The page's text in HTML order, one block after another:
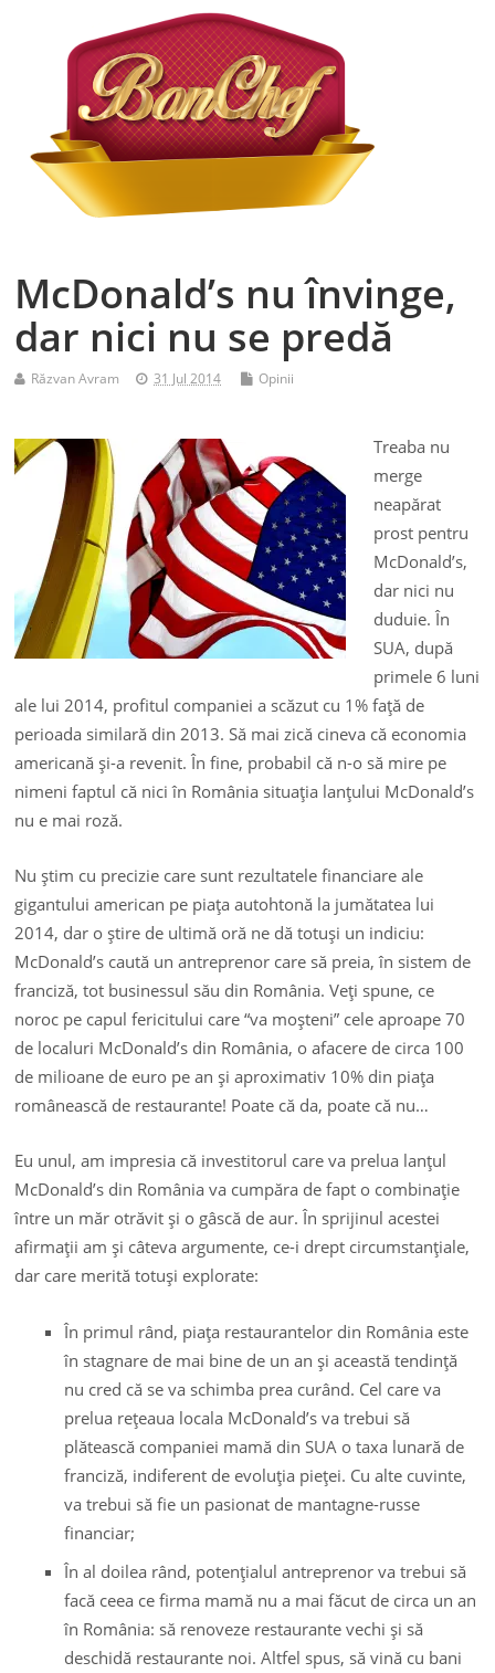
McDonald’s nu învinge,
dar nici nu se predă
Răzvan Avram 31 Jul 2014 Opinii
Treaba nu
merge
neapărat
prost pentru
McDonald’s,
dar nici nu
duduie. În
SUA, după
primele 6 luni
ale lui 2014, profitul companiei a scăzut cu 1% faţă de
perioada similară din 2013. Să mai zică cineva că economia
americană şi-a revenit. În fine, probabil că n-o să mire pe
nimeni faptul că nici în România situaţia lanţului McDonald’s
nu e mai roză.
Nu ştim cu precizie care sunt rezultatele financiare ale
gigantului american pe piaţa autohtonă la jumătatea lui
2014, dar o ştire de ultimă oră ne dă totuşi un indiciu:
McDonald’s caută un antreprenor care să preia, în sistem de
franciză, tot businessul său din România. Veţi spune, ce
noroc pe capul fericitului care “va moşteni” cele aproape 70
de localuri McDonald’s din România, o afacere de circa 100
de milioane de euro pe an şi aproximativ 10% din piaţa
românească de restaurante! Poate că da, poate că nu…
Eu unul, am impresia că investitorul care va prelua lanţul
McDonald’s din România va cumpăra de fapt o combinaţie
între un măr otrăvit şi o gâscă de aur. În sprijinul acestei
afirmaţii am şi câteva argumente, ce-i drept circumstanţiale,
dar care merită totuşi explorate:
În primul rând, piaţa restaurantelor din România este
în stagnare de mai bine de un an şi această tendinţă
nu cred că se va schimba prea curând. Cel care va
prelua reţeaua locala McDonald’s va trebui să
plătească companiei mamă din SUA o taxa lunară de
franciză, indiferent de evoluţia pieţei. Cu alte cuvinte,
va trebui să fie un pasionat de mantagne-russe
financiar;
În al doilea rând, potenţialul antreprenor va trebui să
facă ceea ce firma mamă nu a mai făcut de circa un an
în România: să renoveze restaurante vechi şi să
deschidă restaurante noi. Altfel spus, să vină cu bani